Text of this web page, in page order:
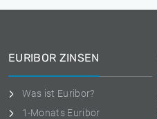
EURIBOR ZINSEN
Was ist Euribor?
1-Monats Euribor